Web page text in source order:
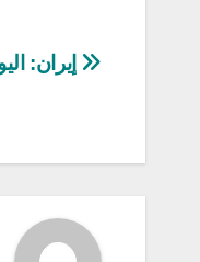
تصفّح
إيران: